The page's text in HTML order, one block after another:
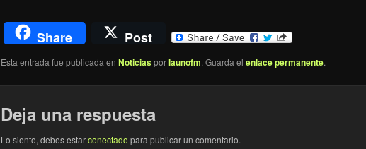
Share Post
Esta entrada fue publicada en Noticiasporlaunofm. Guarda el enlace permanente.
Deja una respuesta
Lo siento, debes estarconectado para publicar un comentario.